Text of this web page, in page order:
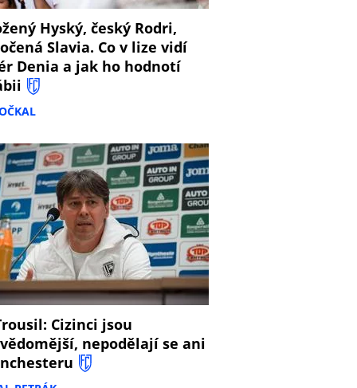
Hyský, český Rodri,
Slavia. Co v lize vidí
Denia a jak ho hodnotí
Cizinci jsou
nepodělají se ani